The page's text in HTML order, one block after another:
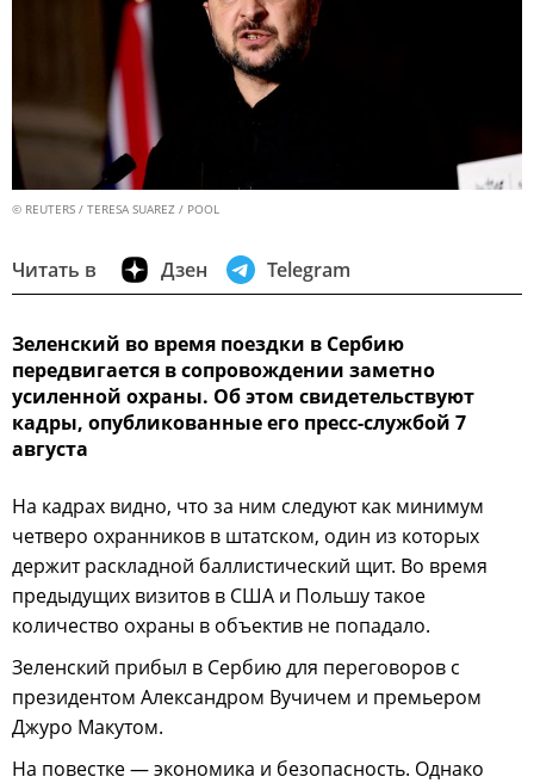
© REUTERS / TERESA SUAREZ / POOL
Читать в Дзен Telegram
Зеленский во время поездки в Сербию
передвигается в сопровождении заметно
усиленной охраны. Об этом свидетельствуют
кадры, опубликованные его пресс-службой 7
августа
На кадрах видно, что за ним следуют как минимум
четверо охранников в штатском, один из которых
держит раскладной баллистический щит. Во время
предыдущих визитов в США и Польшу такое
количество охраны в объектив не попадало.
Зеленский прибыл в Сербию для переговоров с
президентом Александром Вучичем и премьером
Джуро Макутом.
На повестке — экономика и безопасность. Однако